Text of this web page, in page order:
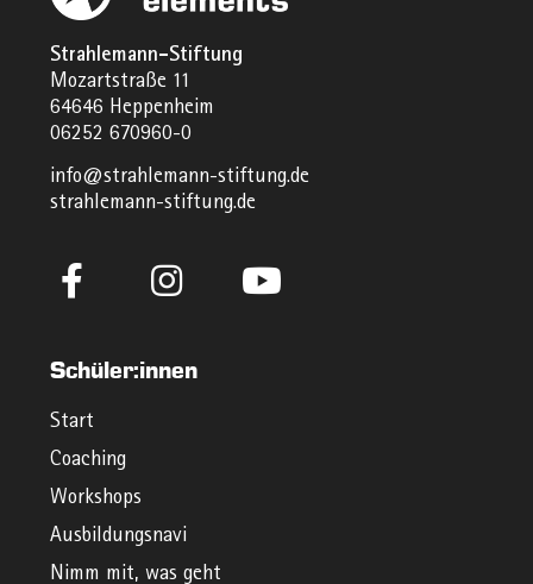
Strahlemann-Stiftung
Mozartstraße 11
64646 Heppenheim
06252 670960-0
info@strahlemann-stiftung.de
strahlemann-stiftung.de
Schüler:innen
Start
Coaching
Workshops
Ausbildungsnavi
Nimm mit, was geht